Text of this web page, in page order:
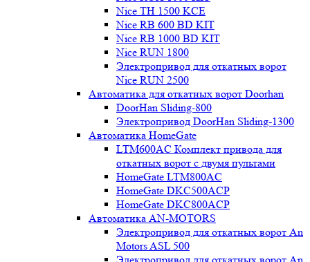
Nice TH 1500 KCE
Nice RB 600 BD KIT
Nice RB 1000 BD KIT
Nice RUN 1800
Электропривод для откатных ворот
Nice RUN 2500
Автоматика для откатных ворот Doorhan
DoorHan Sliding-800
Электропривод DoorHan Sliding-1300
Автоматика HomeGate
LTM600AC Комплект привода для
откатных ворот с двумя пультами
HomeGate LTM800AC
HomeGate DKC500ACP
HomeGate DKC800ACP
Автоматика AN-MOTORS
Электропривод для откатных ворот An
Motors ASL 500